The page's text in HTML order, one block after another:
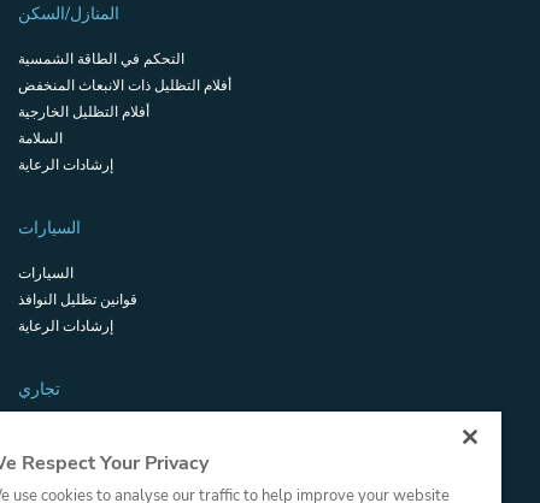
المنازل/السكن
التحكم في الطاقة الشمسية
أفلام التظليل ذات الانبعاث المنخفض
أفلام التظليل الخارجية
السلامة
إرشادات الرعاية
السيارات
السيارات
قوانين تظليل النوافذ
إرشادات الرعاية
تجاري
شهادات السلامة والأمان
مسرد المصطلحات
Respect Your Privacy
use cookies to analyse our traffic to help improve your website